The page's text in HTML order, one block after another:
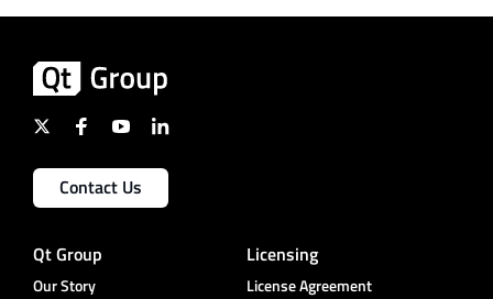
Contact Us
Qt Group
Our Story
Licensing
License Agreement